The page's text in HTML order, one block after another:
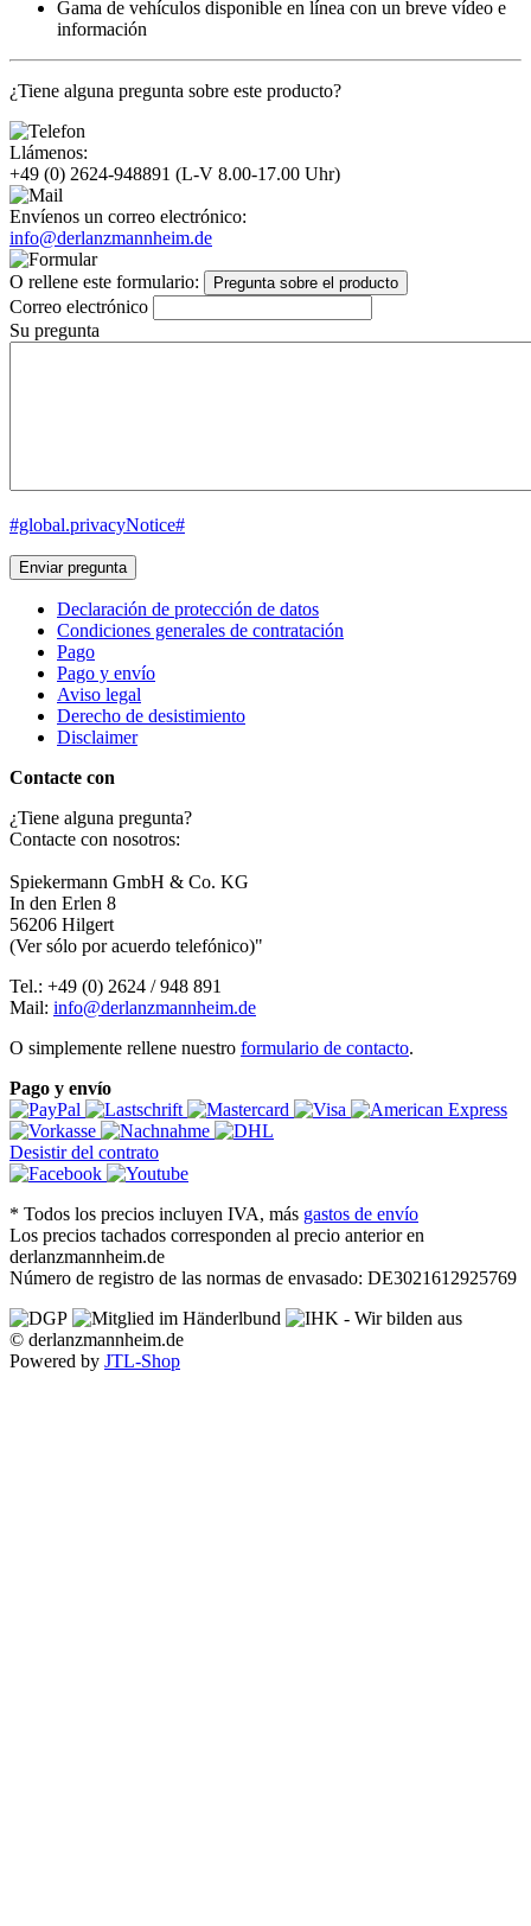
Gama de vehículos disponible en línea con un breve vídeo e
información
¿Tiene alguna pregunta sobre este producto?
Llámenos:
+49 (0) 2624-948891 (L-V 8.00-17.00 Uhr)
Envíenos un correo electrónico:
info@derlanzmannheim.de
O rellene este formulario: Pregunta sobre el producto
Correo electrónico
Su pregunta
#global.privacyNotice#
Enviar pregunta
Declaración de protección de datos
Condiciones generales de contratación
Pago
Pago y envío
Aviso legal
Derecho de desistimiento
Disclaimer
Contacte con
¿Tiene alguna pregunta?
Contacte con nosotros:
Spiekermann GmbH & Co. KG
In den Erlen 8
56206 Hilgert
(Ver sólo por acuerdo telefónico)"
Tel.: +49 (0) 2624 / 948 891
Mail: info@derlanzmannheim.de
O simplemente rellene nuestro formulario de contacto.
Pago y envío
Desistir del contrato
* Todos los precios incluyen IVA, más gastos de envío
Los precios tachados corresponden al precio anterior en
derlanzmannheim.de
Número de registro de las normas de envasado: DE3021612925769
© derlanzmannheim.de
Powered by JTL-Shop